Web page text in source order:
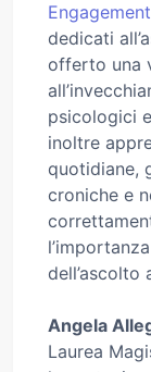
Engagement
dedicati
offerto una
psicologici
inoltre
quotidiane,
croniche e
Angela
Laurea